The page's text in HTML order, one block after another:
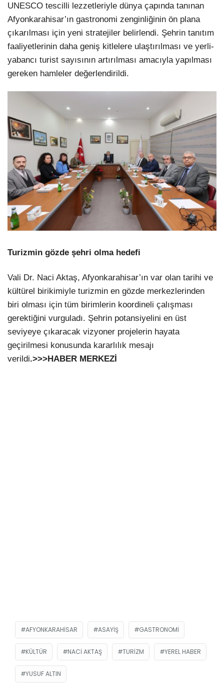
UNESCO tescilli lezzetleriyle dünya çapında tanınan
Afyonkarahisar’ın gastronomi zenginliğinin ön plana
çıkarılması için yeni stratejiler belirlendi. Şehrin tanıtım
faaliyetlerinin daha geniş kitlelere ulaştırılması ve yerli-
yabancı turist sayısının artırılması amacıyla yapılması
gereken hamleler değerlendirildi.
Turizmin gözde şehri olma hedefi
Vali Dr. Naci Aktaş, Afyonkarahisar’ın var olan tarihi ve
kültürel birikimiyle turizmin en gözde merkezlerinden
biri olması için tüm birimlerin koordineli çalışması
gerektiğini vurguladı. Şehrin potansiyelini en üst
seviyeye çıkaracak vizyoner projelerin hayata
geçirilmesi konusunda kararlılık mesajı
verildi.>>>HABER MERKEZİ
AFYONKARAHISAR ASAYIŞ GASTRONOMI
KÜLTÜR NACI AKTAŞ TURIZM YEREL HABER
YUSUF ALTIN